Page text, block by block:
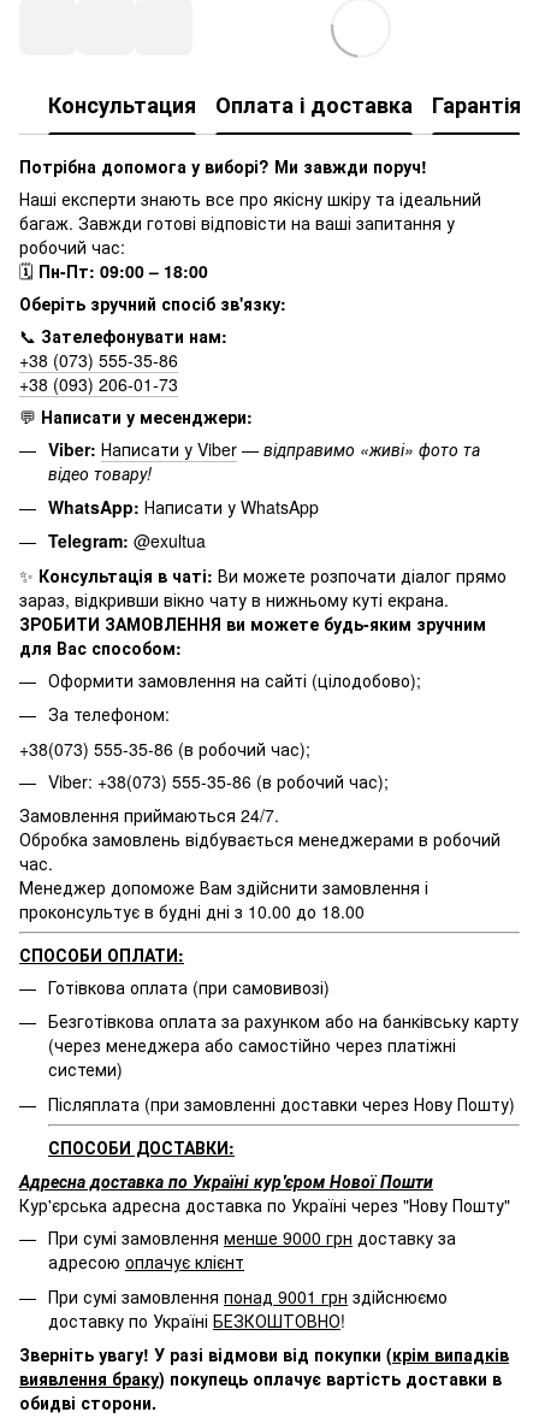
Консультация Оплата і доставка Гарантія
Потрібна допомога у виборі? Ми завжди поруч!
Наші експерти знають все про якісну шкіру та ідеальний
багаж. Завжди готові відповісти на ваші запитання у
робочий час:
🗓 Пн-Пт: 09:00 – 18:00
Оберіть зручний спосіб зв'язку:
📞 Зателефонувати нам:
+38 (073) 555-35-86
+38 (093) 206-01-73
💬 Написати у месенджери:
Viber: Написати у Viber — відправимо «живі» фото та
відео товару!
WhatsApp: Написати у WhatsApp
Telegram: @exultua
✨ Консультація в чаті: Ви можете розпочати діалог прямо
зараз, відкривши вікно чату в нижньому куті екрана.
ЗРОБИТИ ЗАМОВЛЕННЯ ви можете будь-яким зручним
для Вас способом:
Оформити замовлення на сайті (цілодобово);
За телефоном:
+38(073) 555-35-86 (в робочий час);
Viber: +38(073) 555-35-86 (в робочий час);
Замовлення приймаються 24/7.
Обробка замовлень відбувається менеджерами в робочий
час.
Менеджер допоможе Вам здійснити замовлення і
проконсультує в будні дні з 10.00 до 18.00
СПОСОБИ ОПЛАТИ:
Готівкова оплата (при самовивозі)
Безготівкова оплата за рахунком або на банківську карту
(через менеджера або самостійно через платіжні
системи)
Післяплата (при замовленні доставки через Нову Пошту)
СПОСОБИ ДОСТАВКИ:
Адресна доставка по Україні кур'єром Нової Пошти
Кур'єрська адресна доставка по Україні через "Нову Пошту"
При сумі замовлення менше 9000 грн доставку за
адресою оплачує клієнт
При сумі замовлення понад 9001 грн здійснюємо
доставку по Україні БЕЗКОШТОВНО!
Зверніть увагу! У разі відмови від покупки (крім випадків
виявлення браку) покупець оплачує вартість доставки в
обидві сторони.